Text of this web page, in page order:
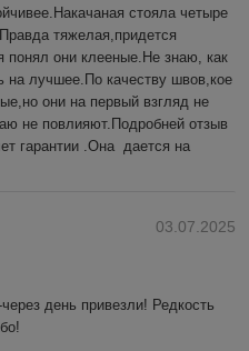
стояла четыре
тяжелая,придется
понял они клееные.Не знаю, как
лучшее.По качеству швов,кое
они на первый взгляд не
не повлияют.Подробней отзыв
гарантии .Она  дается на
03.07.2025
день привезли! Редкость